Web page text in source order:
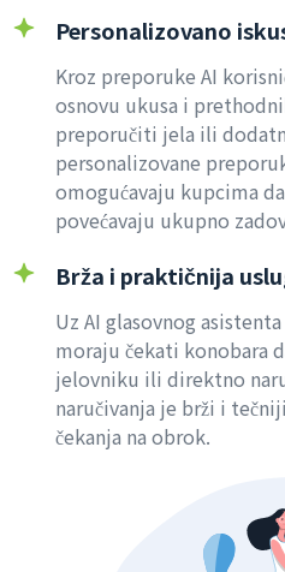
Personalizovano
Kroz preporuke AI
osnovu ukusa i
preporučiti jela ili
personalizovane
omogućavaju kupcima
povećavaju ukupno
Brža i praktičnija
Uz AI glasovnog
moraju čekati konobara
jelovniku ili direktno
naručivanja je brži i
čekanja na obrok.